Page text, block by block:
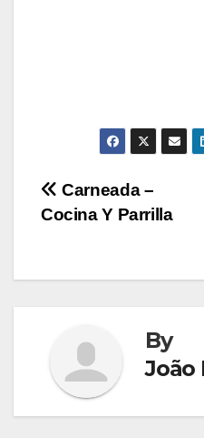
Navegação
Post
Carneada –
Cocina Y Parrilla
By
João